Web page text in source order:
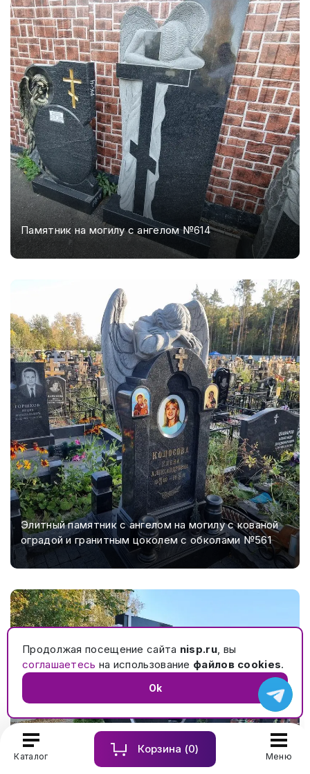
Каталог
Корзина (0)
Меню
Памятник на могилу с ангелом №614
Элитный памятник с ангелом на могилу с кованой
оградой и гранитным цоколем с обколами №561
Продолжая посещение сайта nisp.ru, вы
соглашаетесь на использование файлов cookies.
Ok